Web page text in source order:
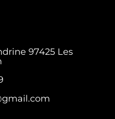
97425 Les